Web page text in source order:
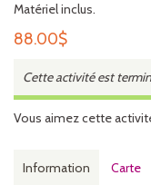
Matériel inclus.
88.00$
Cette activité est
Vous aimez cette
Information Carte